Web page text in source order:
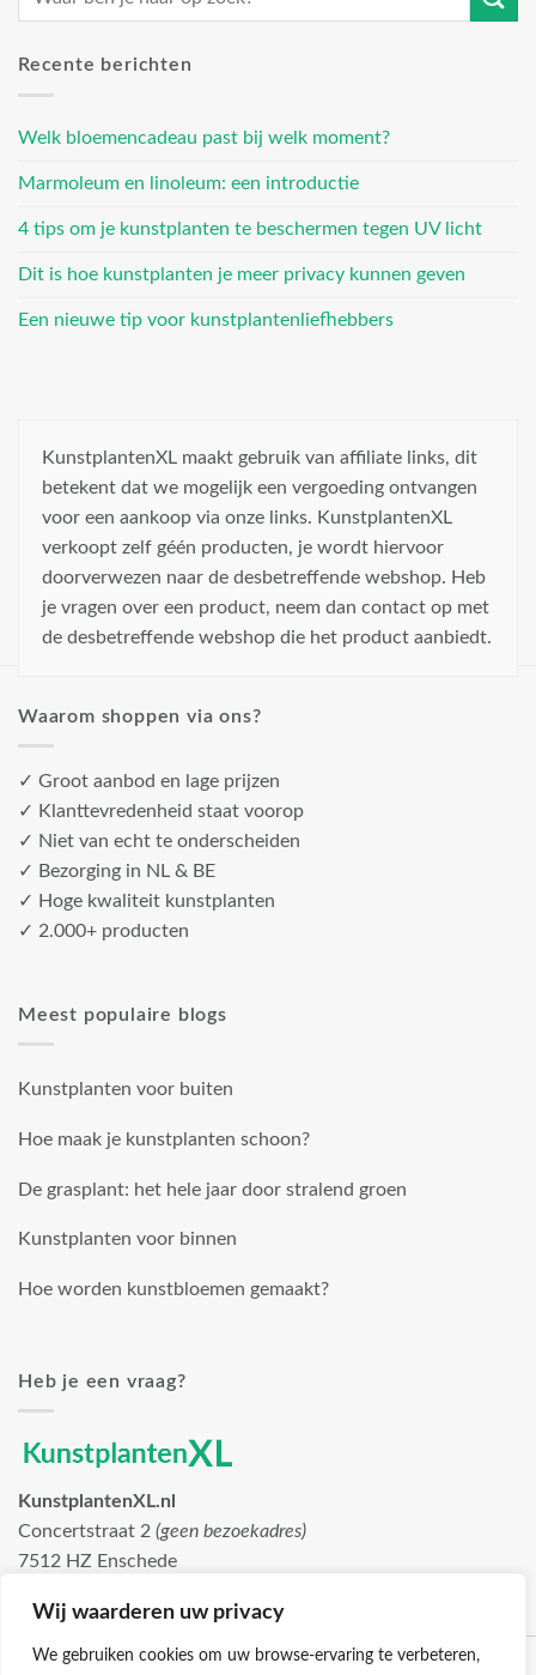
Wij waarderen uw privacy
We gebruiken cookies om uw browse-ervaring te verbeteren,
Recente berichten
Welk bloemencadeau past bij welk moment?
Marmoleum en linoleum: een introductie
4 tips om je kunstplanten te beschermen tegen UV licht
Dit is hoe kunstplanten je meer privacy kunnen geven
Een nieuwe tip voor kunstplantenliefhebbers
KunstplantenXL maakt gebruik van affiliate links, dit
betekent dat we mogelijk een vergoeding ontvangen
voor een aankoop via onze links. KunstplantenXL
verkoopt zelf géén producten, je wordt hiervoor
doorverwezen naar de desbetreffende webshop. Heb
je vragen over een product, neem dan contact op met
de desbetreffende webshop die het product aanbiedt.
Waarom shoppen via ons?
✓ Groot aanbod en lage prijzen
✓ Klanttevredenheid staat voorop
✓ Niet van echt te onderscheiden
✓ Bezorging in NL & BE
✓ Hoge kwaliteit kunstplanten
✓ 2.000+ producten
Meest populaire blogs
Kunstplanten voor buiten
Hoe maak je kunstplanten schoon?
De grasplant: het hele jaar door stralend groen
Kunstplanten voor binnen
Hoe worden kunstbloemen gemaakt?
Heb je een vraag?
KunstplantenXL.nl
Concertstraat 2 (geen bezoekadres)
7512 HZ Enschede